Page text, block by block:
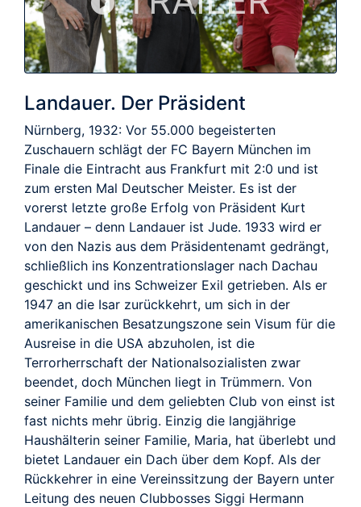
Landauer. Der Präsident
Nürnberg, 1932: Vor 55.000 begeisterten
Zuschauern schlägt der FC Bayern München im
Finale die Eintracht aus Frankfurt mit 2:0 und ist
zum ersten Mal Deutscher Meister. Es ist der
vorerst letzte große Erfolg von Präsident Kurt
Landauer – denn Landauer ist Jude. 1933 wird er
von den Nazis aus dem Präsidentenamt gedrängt,
schließlich ins Konzentrationslager nach Dachau
geschickt und ins Schweizer Exil getrieben. Als er
1947 an die Isar zurückkehrt, um sich in der
amerikanischen Besatzungszone sein Visum für die
Ausreise in die USA abzuholen, ist die
Terrorherrschaft der Nationalsozialisten zwar
beendet, doch München liegt in Trümmern. Von
seiner Familie und dem geliebten Club von einst ist
fast nichts mehr übrig. Einzig die langjährige
Haushälterin seiner Familie, Maria, hat überlebt und
bietet Landauer ein Dach über dem Kopf. Als der
Rückkehrer in eine Vereinssitzung der Bayern unter
Leitung des neuen Clubbosses Siggi Hermann